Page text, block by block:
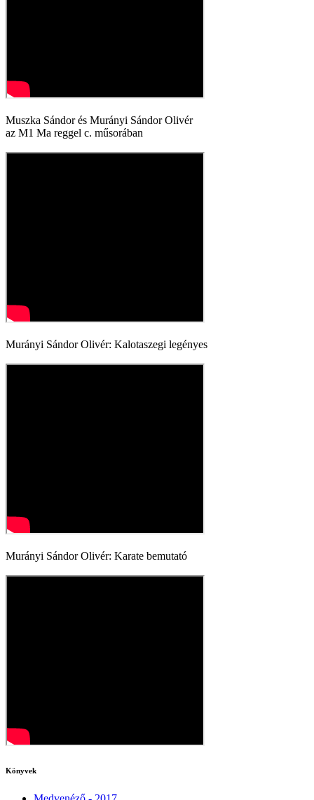
Muszka Sándor és Murányi Sándor Olivér
az M1 Ma reggel c. műsorában
Murányi Sándor Olivér: Kalotaszegi legényes
Murányi Sándor Olivér: Karate bemutató
Könyvek